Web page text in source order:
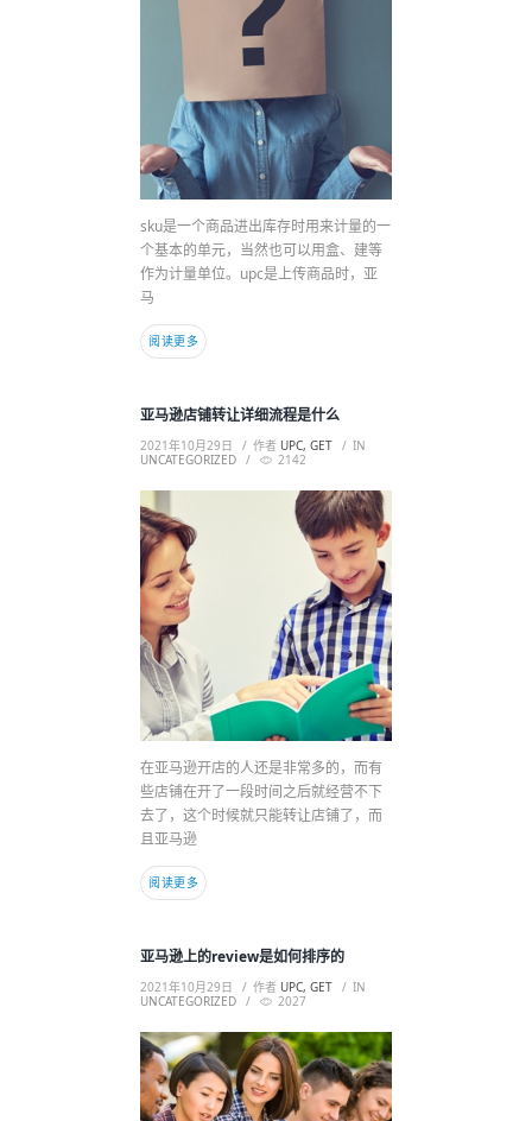
sku是一个商品进出库存时用来计量的一
个基本的单元，当然也可以用盒、建等
作为计量单位。upc是上传商品时，亚
马
阅读更多
亚马逊店铺转让详细流程是什么
2021年10月29日 作者 UPC, GET
IN
UNCATEGORIZED
2142
在亚马逊开店的人还是非常多的，而有
些店铺在开了一段时间之后就经营不下
去了，这个时候就只能转让店铺了，而
且亚马逊
阅读更多
亚马逊上的review是如何排序的
2021年10月29日 作者 UPC, GET
IN
UNCATEGORIZED
2027